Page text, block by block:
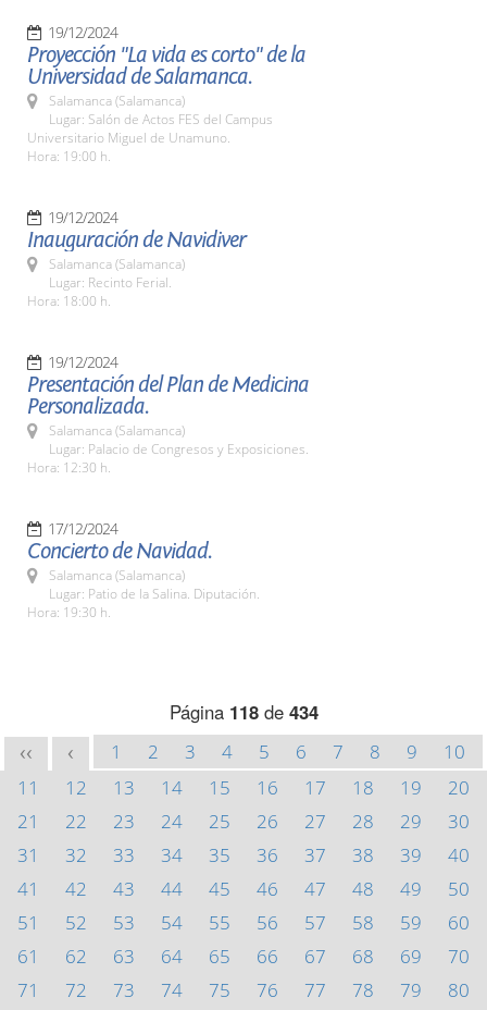
19/12/2024
Proyección "La vida es corto" de la
Universidad de Salamanca.
Salamanca (Salamanca)
Lugar: Salón de Actos FES del Campus
Universitario Miguel de Unamuno.
Hora: 19:00 h.
19/12/2024
Inauguración de Navidiver
Salamanca (Salamanca)
Lugar: Recinto Ferial.
Hora: 18:00 h.
19/12/2024
Presentación del Plan de Medicina
Personalizada.
Salamanca (Salamanca)
Lugar: Palacio de Congresos y Exposiciones.
Hora: 12:30 h.
17/12/2024
Concierto de Navidad.
Salamanca (Salamanca)
Lugar: Patio de la Salina. Diputación.
Hora: 19:30 h.
Página 118de 434
<< < 1 2 3 4 5 6 7 8 9
10
11
12 13 14 15 16 17 18 19
20
21
22 23 24 25 26 27 28 29
30
31
32 33 34 35 36 37 38 39
40
41
42 43 44 45 46 47 48 49
50
51
52 53 54 55 56 57 58 59
60
61
62 63 64 65 66 67 68 69
70
71
72 73 74 75 76 77 78 79
80